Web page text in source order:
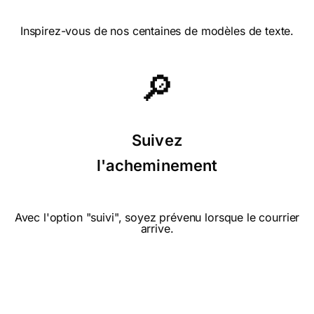
moyen de communication
⭐⭐⭐⭐ le 04/09/22 : Envoyée à
carte est très mignonne le chaton est
Inspirez-vous de nos centaines de modèles de texte.
🔎
Suivez
l'acheminement
Avec l'option "suivi", soyez prévenu lorsque le courrier
arrive.